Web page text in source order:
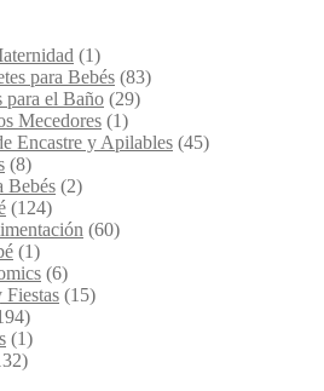
(1)
para Bebés (83)
para el Baño (29)
Mecedores (1)
Encastre y Apilables (45)
(8)
Bebés (2)
(124)
(60)
(1)
(6)
(15)
(1)